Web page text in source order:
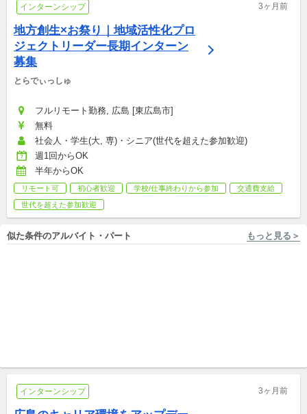
インターンシップ 3ヶ月前
地方創生×お祭り｜地域活性化プロ
ジェクトリーダー長期インターン
募集
とらでぃっしゅ
フルリモート勤務, 広島 [東広島市]
無料
社会人・学生(大, 専)・シニア(世代を超えた参加歓迎)
週1回からOK
半年からOK
リモート可 初心者歓迎 学校/仕事終わりから参加
交通費支給
世代を超えた参加歓迎
似た条件のアルバイト・パート もっと見る＞
インターンシップ 3ヶ月前